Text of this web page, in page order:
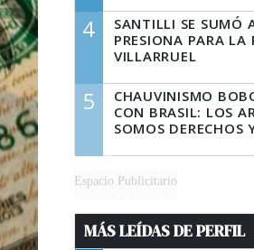
4
SANTILLI SE SUMÓ
PRESIONA PARA LA
VILLARRUEL
5
CHAUVINISMO
CON BRASIL: LOS
SOMOS DERECHOS
Espacio Publicitario
MÁS LEÍDAS DE PERFIL